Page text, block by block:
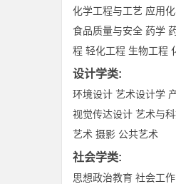
化学工程与工艺 应用
食品质量与安全 药学
程 轻化工程 生物工程
设计学类:
环境设计 艺术设计学
视觉传达设计 艺术与
艺术 摄影 公共艺术
社会学类:
思想政治教育 社会工作